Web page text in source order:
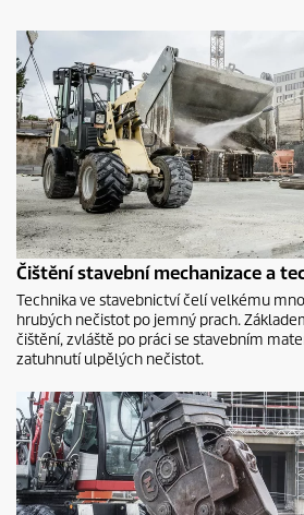
Čištění stavební mechanizace a
Technika ve stavebnictví čelí velkému
hrubých nečistot po jemný prach.
čištění, zvláště po práci se stavebním
zatuhnutí ulpělých nečistot.